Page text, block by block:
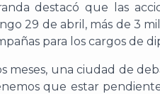
destacó que las
29 de abril, más de 3
para los cargos de
meses, una ciudad de
que estar